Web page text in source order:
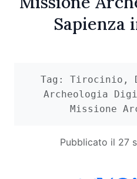
Sapienza
Tag: Tirocinio,
Archeologia
Missione
Pubblicato il 27